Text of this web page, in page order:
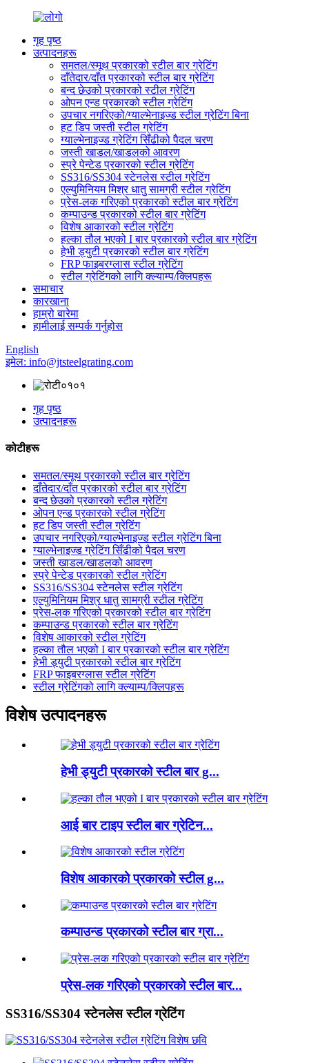
गृह पृष्ठ
उत्पादनहरू
समतल/स्मूथ प्रकारको स्टील बार ग्रेटिंग
दाँतेदार/दाँत प्रकारको स्टील बार ग्रेटिंग
बन्द छेउको प्रकारको स्टील ग्रेटिंग
ओपन एन्ड प्रकारको स्टील ग्रेटिंग
उपचार नगरिएको/ग्याल्भेनाइज्ड स्टील ग्रेटिंग बिना
हट डिप जस्ती स्टील ग्रेटिंग
ग्याल्भेनाइज्ड ग्रेटिंग सिँढीको पैदल चरण
जस्ती खाडल/खाडलको आवरण
स्प्रे पेन्टेड प्रकारको स्टील ग्रेटिंग
SS316/SS304 स्टेनलेस स्टील ग्रेटिंग
एल्युमिनियम मिश्र धातु सामग्री स्टील ग्रेटिंग
प्रेस-लक गरिएको प्रकारको स्टील बार ग्रेटिंग
कम्पाउन्ड प्रकारको स्टील बार ग्रेटिंग
विशेष आकारको स्टील ग्रेटिंग
हल्का तौल भएको I बार प्रकारको स्टील बार ग्रेटिंग
हेभी ड्युटी प्रकारको स्टील बार ग्रेटिंग
FRP फाइबरग्लास स्टील ग्रेटिंग
स्टील ग्रेटिंगको लागि क्ल्याम्प/क्लिपहरू
समाचार
कारखाना
हाम्रो बारेमा
हामीलाई सम्पर्क गर्नुहोस
English
इमेल: info@jtsteelgrating.com
गृह पृष्ठ
उत्पादनहरू
कोटीहरू
समतल/स्मूथ प्रकारको स्टील बार ग्रेटिंग
दाँतेदार/दाँत प्रकारको स्टील बार ग्रेटिंग
बन्द छेउको प्रकारको स्टील ग्रेटिंग
ओपन एन्ड प्रकारको स्टील ग्रेटिंग
हट डिप जस्ती स्टील ग्रेटिंग
उपचार नगरिएको/ग्याल्भेनाइज्ड स्टील ग्रेटिंग बिना
ग्याल्भेनाइज्ड ग्रेटिंग सिँढीको पैदल चरण
जस्ती खाडल/खाडलको आवरण
स्प्रे पेन्टेड प्रकारको स्टील ग्रेटिंग
SS316/SS304 स्टेनलेस स्टील ग्रेटिंग
एल्युमिनियम मिश्र धातु सामग्री स्टील ग्रेटिंग
प्रेस-लक गरिएको प्रकारको स्टील बार ग्रेटिंग
कम्पाउन्ड प्रकारको स्टील बार ग्रेटिंग
विशेष आकारको स्टील ग्रेटिंग
हल्का तौल भएको I बार प्रकारको स्टील बार ग्रेटिंग
हेभी ड्युटी प्रकारको स्टील बार ग्रेटिंग
FRP फाइबरग्लास स्टील ग्रेटिंग
स्टील ग्रेटिंगको लागि क्ल्याम्प/क्लिपहरू
विशेष उत्पादनहरू
हेभी ड्युटी प्रकारको स्टील बार g...
आई बार टाइप स्टील बार ग्रेटिन...
विशेष आकारको प्रकारको स्टील g...
कम्पाउन्ड प्रकारको स्टील बार ग्रा...
प्रेस-लक गरिएको प्रकारको स्टील बार...
SS316/SS304 स्टेनलेस स्टील ग्रेटिंग